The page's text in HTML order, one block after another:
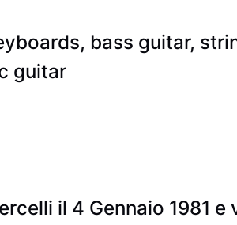
bass guitar,
guitar
il 4 Gennaio 1981